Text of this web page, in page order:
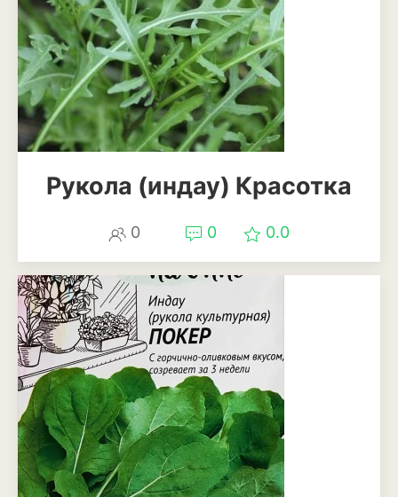
Рододендрон
Роза
Рудбекия
Тюльпан
Форзиция
Фуксия
Хоста
Хризантема
Цинния
Эустома
Рукола (индау) Красотка
0 0 0.0